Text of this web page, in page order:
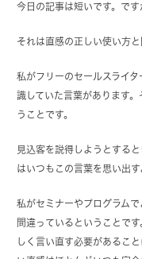
今日の記事は短いです。です
それは直感の正しい使い方
私がフリーのセールスライ
識していた言葉があります
うことです。
見込客を説得しようとする
はいつもこの言葉を思い出す
私がセミナーやプログラム
間違っているということで
しく言い直す必要があるこ